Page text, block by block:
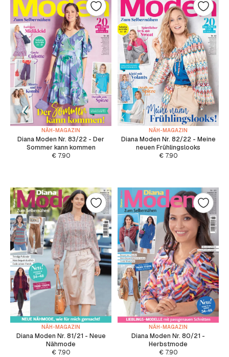
NÄH-MAGAZIN
Diana Moden Nr. 83/22 - Der
Sommer kann kommen
€7.90
NÄH-MAGAZIN
Diana Moden Nr. 82/22 - Meine
neuen Frühlingslooks
€7.90
NÄH-MAGAZIN
Diana Moden Nr. 81/21 - Neue
Nähmode
€7.90
NÄH-MAGAZIN
Diana Moden Nr. 80/21 -
Herbstmode
€7.90